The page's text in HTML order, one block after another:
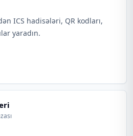
ICS hadisələri, QR kodları,
yaradın.